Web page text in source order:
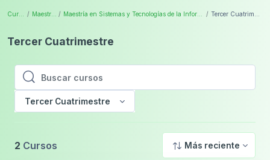
Maestría en Sistemas y Tecnologías de la Información
Tercer Cuatrimestre
Buscar cursos
Buscar cursos
Tercer Cuatrimestre
2 Cursos Más reciente